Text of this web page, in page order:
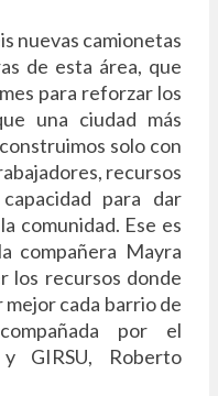
nuevas camionetas
de esta área, que
para reforzar los
una ciudad más
solo con
recursos
para dar
comunidad. Ese es
compañera Mayra
los recursos donde
cada barrio de
por el
GIRSU, Roberto